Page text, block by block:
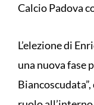
Calcio Padova
L’elezione di
una nuova fase